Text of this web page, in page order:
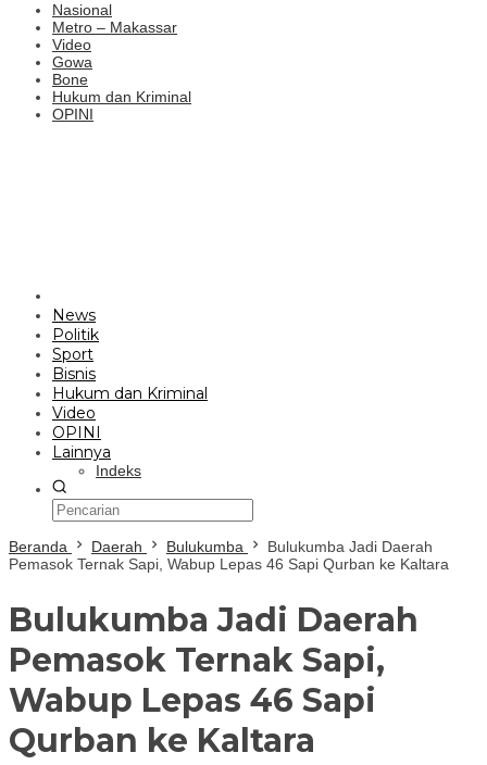
Nasional
Metro – Makassar
Video
Gowa
Bone
Hukum dan Kriminal
OPINI
News
Politik
Sport
Bisnis
Hukum dan Kriminal
Video
OPINI
Lainnya
Indeks
Beranda Daerah Bulukumba
Bulukumba Jadi Daerah
Pemasok Ternak Sapi, Wabup Lepas 46 Sapi Qurban ke Kaltara
Bulukumba Jadi Daerah
Pemasok Ternak Sapi,
Wabup Lepas 46 Sapi
Qurban ke Kaltara